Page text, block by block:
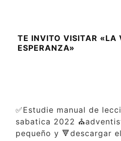
TE INVITO VISITAR «LA
ESPERANZA»
✅Estudie manual de
sabatica 2022
pequeño y 🔻descargar